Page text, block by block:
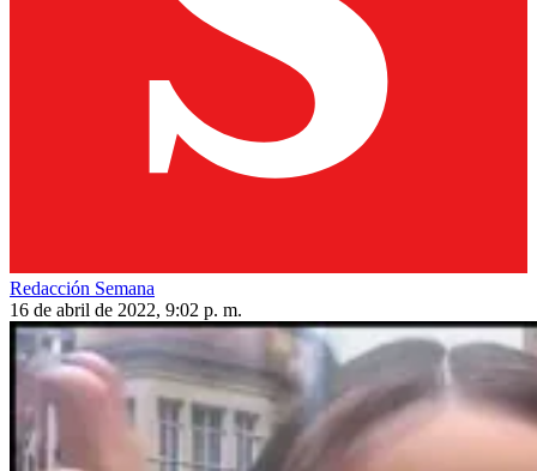
Redacción Semana
16 de abril de 2022, 9:02 p. m.